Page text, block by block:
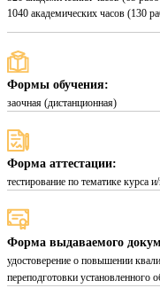
1040 академических часов (130
Формы обучения:
заочная (дистанционная)
Форма аттестации:
тестирование по тематике курса
Форма выдаваемого
удостоверение о повышении
переподготовки установленного